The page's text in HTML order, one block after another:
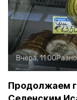
Вчера, 11:00
Продолжаем